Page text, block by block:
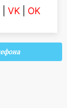
VK OK